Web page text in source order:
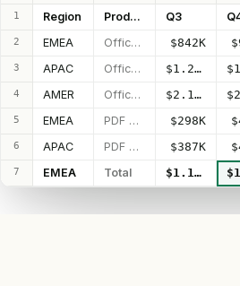
1
Region Product Q3
2 EMEA Office Pro $842K
3 APAC Office Pro $1.20M
4 AMER Office Pro $2.11M
5 EMEA PDF Suite $298K
6 APAC PDF Suite $387K
7 EMEA Total $1.14M